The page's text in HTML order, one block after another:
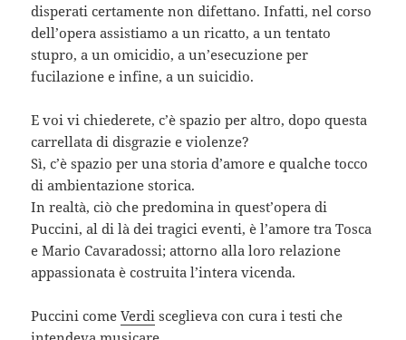
disperati certamente non difettano. Infatti, nel corso
dell’opera assistiamo a un ricatto, a un tentato
stupro, a un omicidio, a un’esecuzione per
fucilazione e infine, a un suicidio.
E voi vi chiederete, c’è spazio per altro, dopo questa
carrellata di disgrazie e violenze?
Sì, c’è spazio per una storia d’amore e qualche tocco
di ambientazione storica.
In realtà, ciò che predomina in quest’opera di
Puccini, al di là dei tragici eventi, è l’amore tra Tosca
e Mario Cavaradossi; attorno alla loro relazione
appassionata è costruita l’intera vicenda.
Puccini comeVerdi sceglieva con cura i testi che